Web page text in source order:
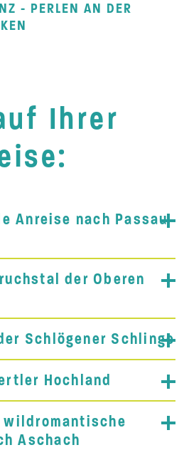
- PERLEN AN DER
Ihrer
der Oberen
Schlögener Schlinge
Hochland
wildromantische
Aschach